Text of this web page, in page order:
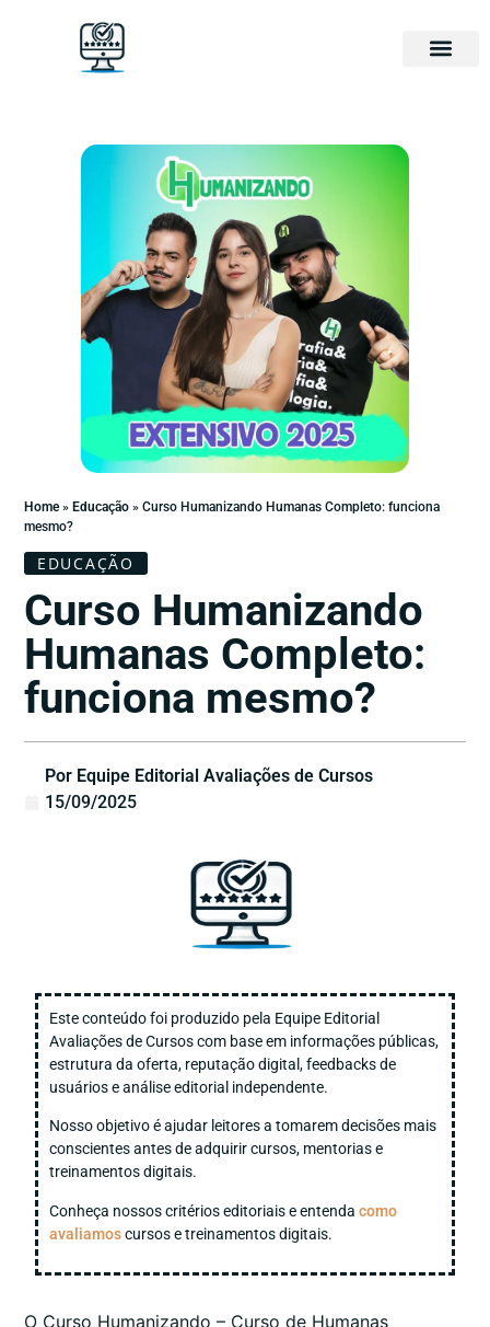
Home» Educação » Curso Humanizando Humanas Completo: funciona
mesmo?
EDUCAÇÃO
Curso Humanizando
Humanas Completo:
funciona mesmo?
Por Equipe Editorial Avaliações de Cursos
15/09/2025
Este conteúdo foi produzido pela Equipe Editorial
Avaliações de Cursos com base em informações públicas,
estrutura da oferta, reputação digital, feedbacks de
usuários e análise editorial independente.
Nosso objetivo é ajudar leitores a tomarem decisões mais
conscientes antes de adquirir cursos, mentorias e
treinamentos digitais.
Conheça nossos critérios editoriais e entenda como
avaliamoscursos e treinamentos digitais.
O Curso Humanizando – Curso de Humanas